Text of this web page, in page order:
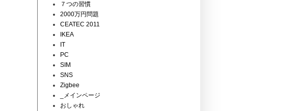
７つの習慣
2000万円問題
CEATEC 2011
IKEA
IT
PC
SIM
SNS
Zigbee
_メインページ
おしゃれ